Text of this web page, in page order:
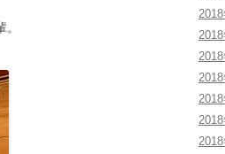
2018
2018
2018
2018
2018
2018
2018